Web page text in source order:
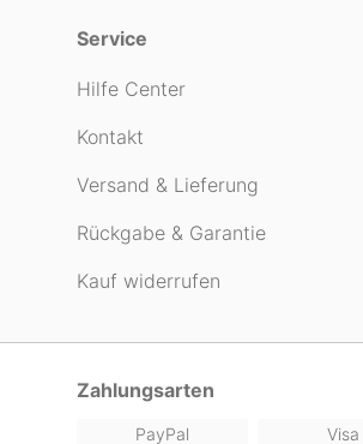
Service
Hilfe Center
Kontakt
Versand & Lieferung
Rückgabe & Garantie
Kauf widerrufen
Zahlungsarten
PayPal Visa